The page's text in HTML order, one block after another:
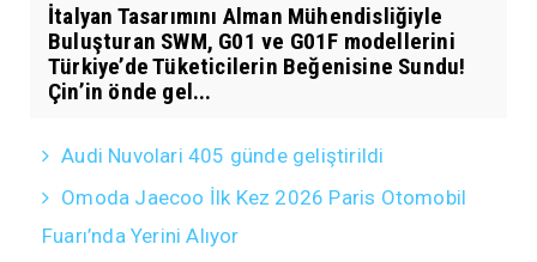
İtalyan Tasarımını Alman Mühendisliğiyle
Buluşturan SWM, G01 ve G01F modellerini
Türkiye’de Tüketicilerin Beğenisine Sundu!
Çin’in önde gel...
Audi Nuvolari 405 günde geliştirildi
Omoda Jaecoo İlk Kez 2026 Paris Otomobil
Fuarı’nda Yerini Alıyor